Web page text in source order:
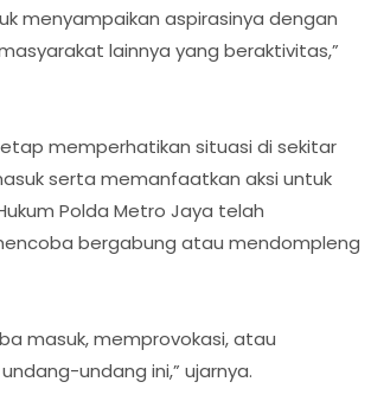
menyampaikan aspirasinya dengan
lainnya yang beraktivitas,”
memperhatikan situasi di sekitar
serta memanfaatkan aksi untuk
Polda Metro Jaya telah
bergabung atau mendompleng
masuk, memprovokasi, atau
undang ini,” ujarnya.